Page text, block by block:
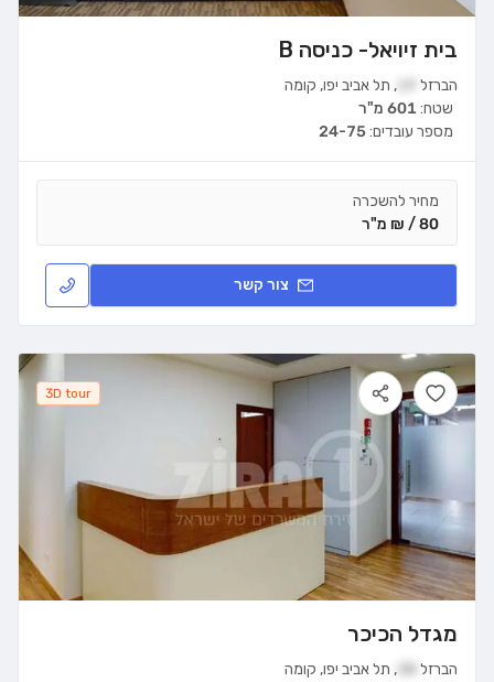
בית זיויאל- כניסה B
הברזל , תל אביב יפו, קומה
שטח:601 מ"ר
מספר עובדים:24-75
מחיר להשכרה
80 / ₪ מ"ר
צור קשר
3D tour
מגדל הכיכר
הברזל , תל אביב יפו, קומה